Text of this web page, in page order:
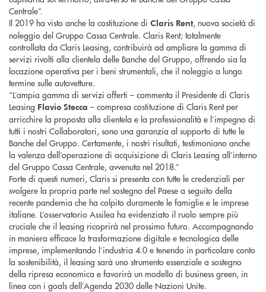
Centrale”.
Il 2019 ha visto anche la costituzione di Claris Rent, nuova società di
noleggio del Gruppo Cassa Centrale. Claris Rent; totalmente
controllata da Claris Leasing, contribuirà ad ampliare la gamma di
servizi rivolti alla clientela delle Banche del Gruppo, offrendo sia la
locazione operativa per i beni strumentali, che il noleggio a lungo
termine sulle autovetture.
“L’ampia gamma di servizi offerti – commenta il Presidente di Claris
Leasing Flavio Stecca – compresa costituzione di Claris Rent per
arricchire la proposta alla clientela e la professionalità e l’impegno di
tutti i nostri Collaboratori, sono una garanzia al supporto di tutte le
Banche del Gruppo. Certamente, i nostri risultati, testimoniano anche
la valenza dell’operazione di acquisizione di Claris Leasing all’interno
del Gruppo Cassa Centrale, avvenuta nel 2018.”
Forte di questi numeri, Claris si presenta con tutte le credenziali per
svolgere la propria parte nel sostegno del Paese a seguito della
recente pandemia che ha colpito duramente le famiglie e le imprese
italiane. L’osservatorio Assilea ha evidenziato il ruolo sempre più
cruciale che il leasing ricoprirà nel prossimo futuro. Accompagnando
in maniera efficace la trasformazione digitale e tecnologica delle
imprese, implementando l’industria 4.0 e tenendo in particolare conto
la sostenibilità, il leasing sarà uno strumento essenziale a sostegno
della ripresa economica e favorirà un modello di business green, in
linea con i goals dell’Agenda 2030 delle Nazioni Unite.